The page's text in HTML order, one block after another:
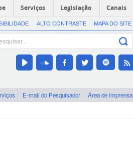
Serviços Legislação Canais
ALTO CONTRASTE MAPA DO SITE
E-mail do Pesquisador Área de imprensa